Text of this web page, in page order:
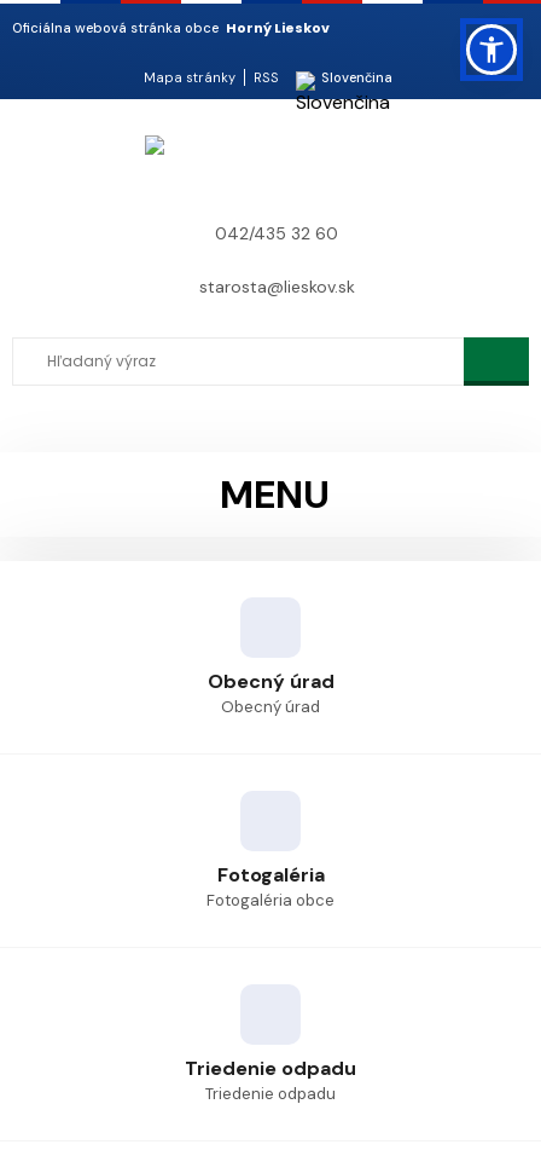
Oficiálna webová stránka obce Horný Lieskov
Mapa stránky RSS Slovenčina
042/435 32 60
starosta@lieskov.sk
MENU
Obecný úrad
Obecný úrad
Fotogaléria
Fotogaléria obce
Triedenie odpadu
Triedenie odpadu